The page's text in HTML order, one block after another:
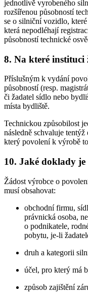
jednotlivě vyrobeného
rozšířenou působností
se o silniční vozidlo,
která nepodléhají
působností technické
8. Na které instituci
Příslušným k vydání
působností (resp.
či žadatel sídlo nebo
místa bydliště.
Technickou způsobilost
následně schvaluje
který povolení k výrobě
10. Jaké doklady je
Žádost výrobce o
musí obsahovat:
obchodní firmu,
právnická osoba,
o podnikatele,
pobytu, je-li
druh a kategorii
účel, pro který má
způsob zajištění